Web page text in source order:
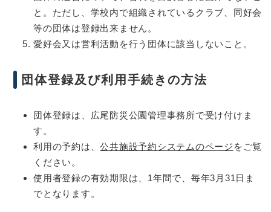
と。ただし、学校内で組織されているクラブ、同好会
等の団体は登録出来ません。
愛好会又は営利活動を行う団体に該当しないこと。
団体登録及び利用手続きの方法
団体登録は、広尾防災公園管理事務所で受け付けま
す。
利用の予約は、公共施設予約システムのページ をご覧
ください。
使用者登録の有効期限は、1年間で、毎年3月31日ま
でとなります。